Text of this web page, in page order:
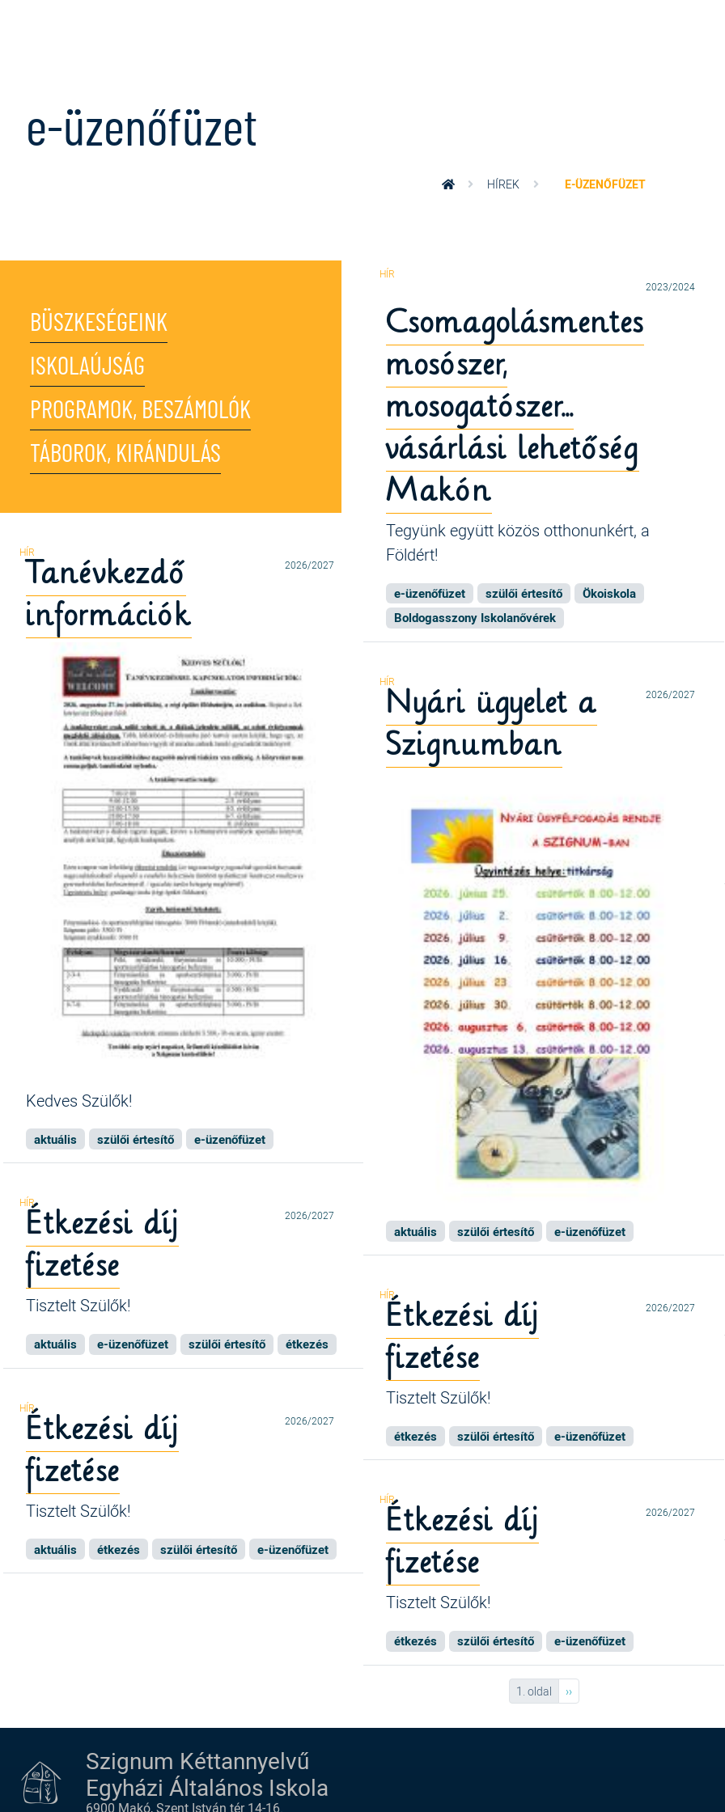
e-üzenőfüzet
HÍREK E-ÜZENŐFÜZET
BÜSZKESÉGEINK
ISKOLAÚJSÁG
PROGRAMOK, BESZÁMOLÓK
TÁBOROK, KIRÁNDULÁS
2023/2024
Csomagolásmentes
mosószer,
mosogatószer...
vásárlási lehetőség
Makón
Tegyünk együtt közös otthonunkért, a
Földért!
e-üzenőfüzet szülői értesítő
Ökoiskola
Boldogasszony Iskolanővérek
2026/2027
Tanévkezdő
információk
Kedves Szülők!
aktuális szülői értesítő e-üzenőfüzet
2026/2027
Nyári ügyelet a
Szignumban
aktuális szülői értesítő e-üzenőfüzet
2026/2027
Étkezési díj
fizetése
Tisztelt Szülők!
aktuális e-üzenőfüzet szülői értesítő étkezés
2026/2027
Étkezési díj
fizetése
Tisztelt Szülők!
étkezés szülői értesítő e-üzenőfüzet
2026/2027
Étkezési díj
fizetése
Tisztelt Szülők!
aktuális étkezés szülői értesítő e-üzenőfüzet
2026/2027
Étkezési díj
fizetése
Tisztelt Szülők!
étkezés szülői értesítő e-üzenőfüzet
1. oldal Következő oldal
››
Szignum Kéttannyelvű
Egyházi Általános Iskola
6900 Makó, Szent István tér 14-16.